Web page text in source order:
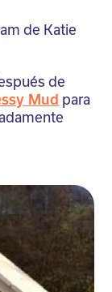
de Katie
de
Mud para